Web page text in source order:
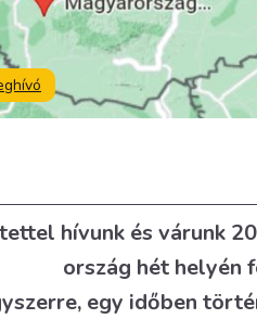
hívunk és várunk
ország hét helyén
egy időben